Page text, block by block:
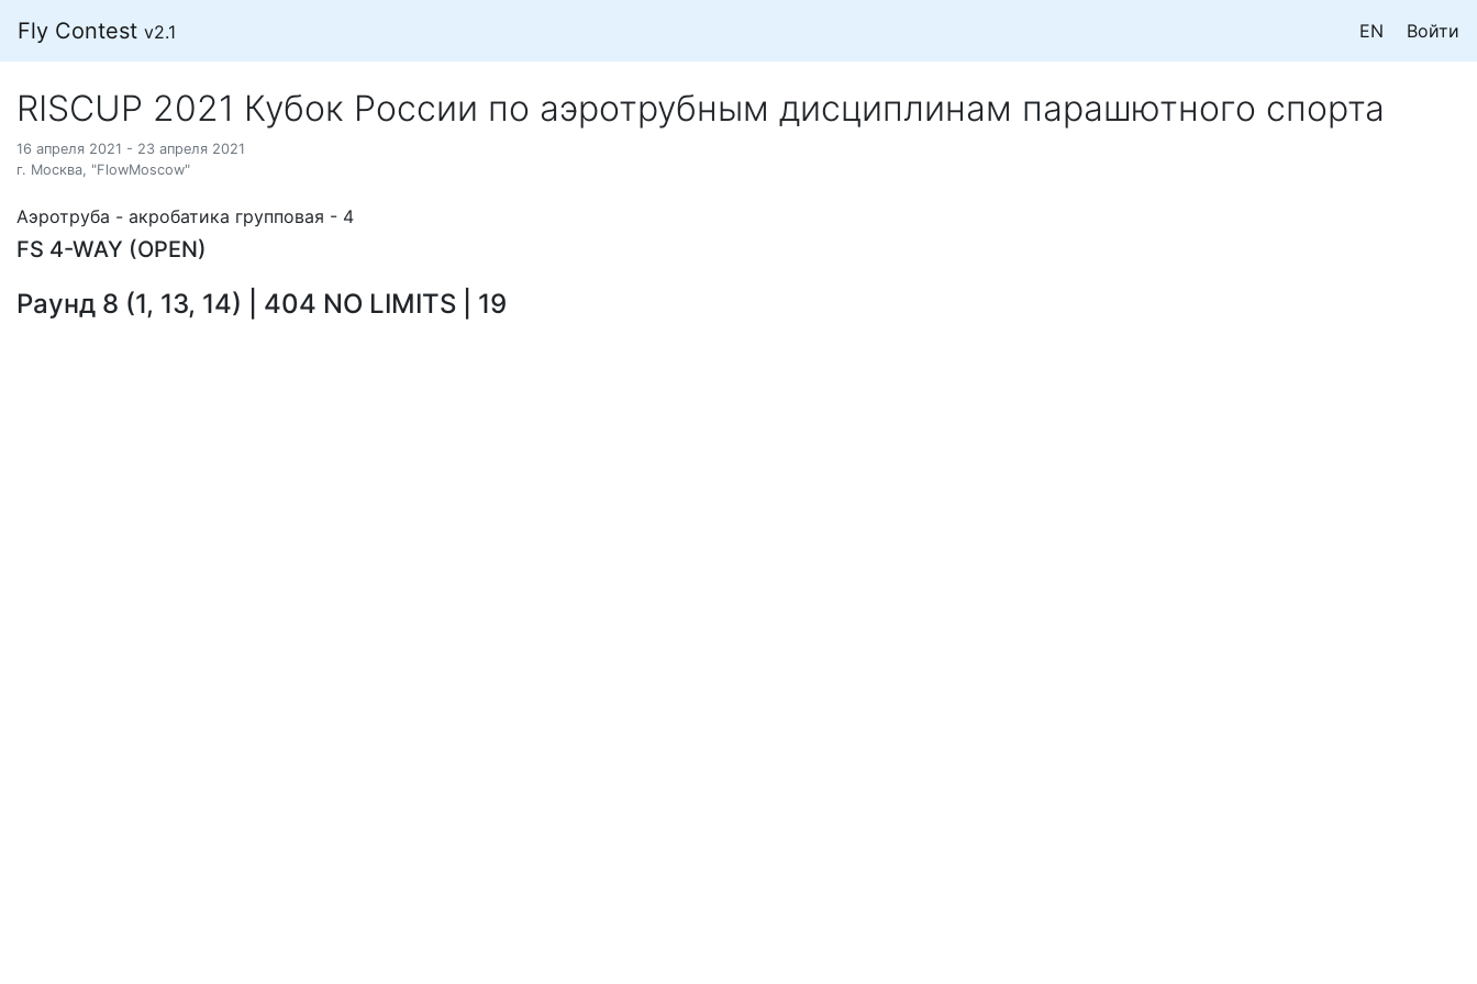
Fly Contest v2.1 EN Войти
RISCUP 2021 Кубок России по аэротрубным дисциплинам парашютного спорта
16 апреля 2021 - 23 апреля 2021
г. Москва, "FlowMoscow"
Аэротруба - акробатика групповая - 4
FS 4-WAY (OPEN)
Раунд 8 (1, 13, 14) | 404 NO LIMITS | 19